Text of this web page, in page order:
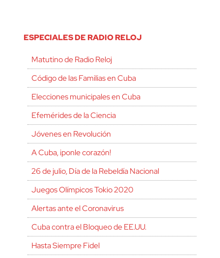
ESPECIALES DE RADIO RELOJ
Matutino de Radio Reloj
Código de las Familias en Cuba
Elecciones municipales en Cuba
Efemérides de la Ciencia
Jóvenes en Revolución
A Cuba, ¡ponle corazón!
26 de julio, Día de la Rebeldía Nacional
Juegos Olímpicos Tokio 2020
Alertas ante el Coronavirus
Cuba contra el Bloqueo de EE.UU.
Hasta Siempre Fidel